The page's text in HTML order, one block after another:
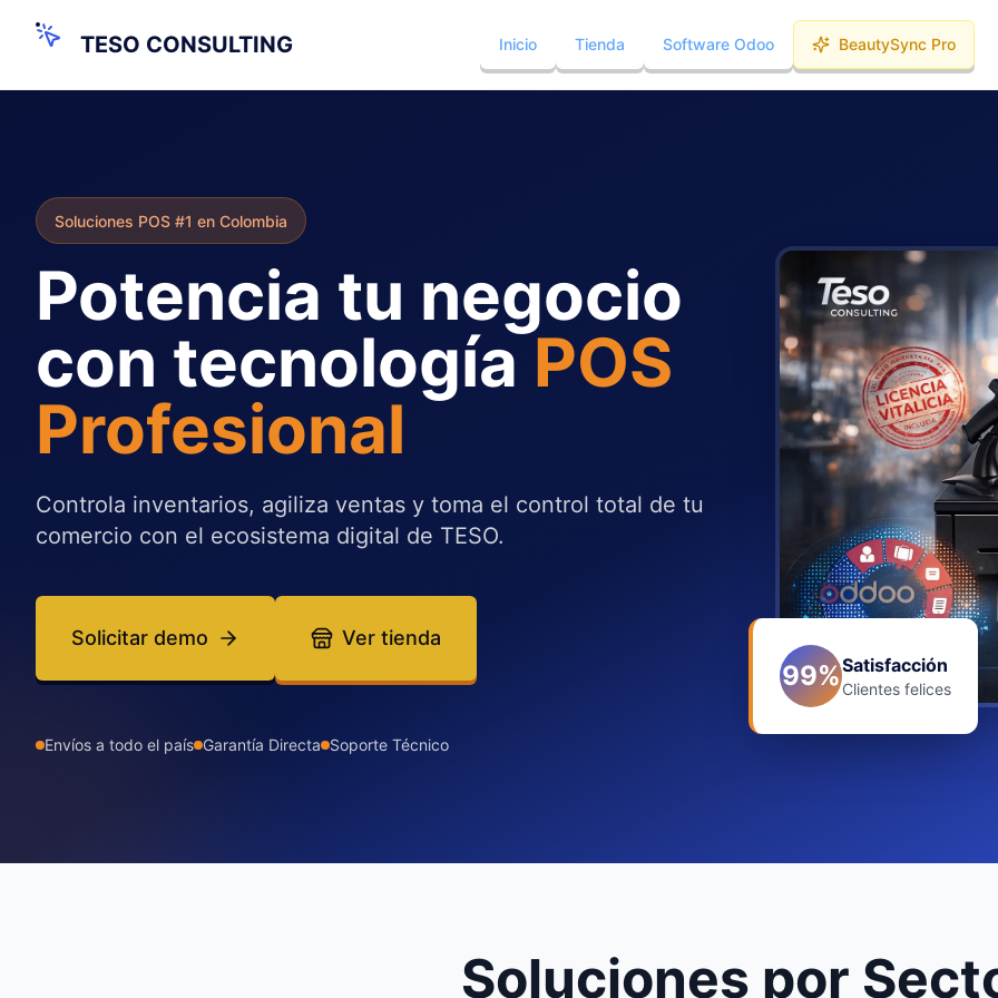
TESO CONSULTING Inicio Tienda Software Odoo BeautySync Pro
Soluciones POS #1 en Colombia
Potencia tu negocio
con tecnologíaPOS
Profesional
Controla inventarios, agiliza ventas y toma el control total de tu
comercio con el ecosistema digital de TESO.
Solicitar demo Ver tienda
Envíos a todo el país Garantía Directa Soporte Técnico
99%Satisfacción
Clientes felices
Soluciones por